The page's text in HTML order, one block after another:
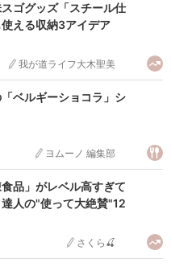
ゴグッズ「スチール仕
える収納3アイデア
我が道ライフ大木聖美
ベルギーショコラ」シ
ヨムーノ 編集部
品」がレベル高すぎて
人の"使って大絶賛"12
さくら🍒